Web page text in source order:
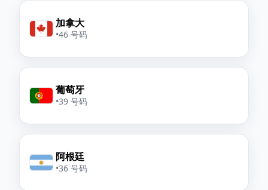
加拿大
•46 号码
葡萄牙
•39 号码
阿根廷
•36 号码